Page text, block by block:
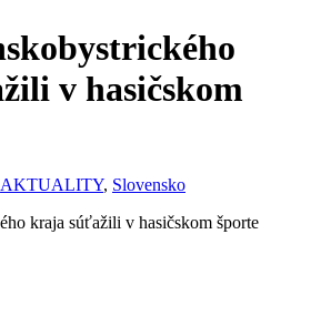
v hasičskom
AKTUALITY, Slovensko
kraja súťažili v hasičskom športe